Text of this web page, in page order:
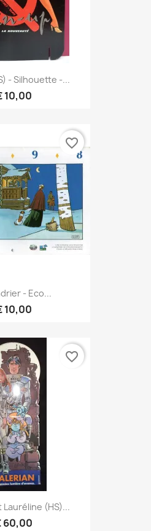
- Silhouette -...
10,00
- Eco...
10,00
favorite_border
Lauréline (HS)...
60,00
favorite_border